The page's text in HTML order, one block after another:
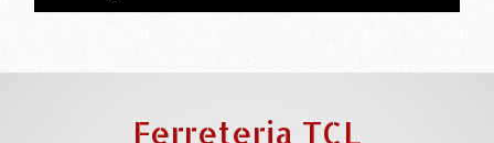
Ferreteria TCL